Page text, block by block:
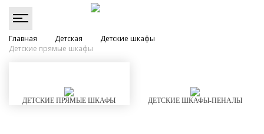
Главная Детская
Детские шкафы
Детские прямые шкафы
ДЕТСКИЕ ПРЯМЫЕ ШКАФЫ ДЕТСКИЕ ШКАФЫ-ПЕНАЛЫ